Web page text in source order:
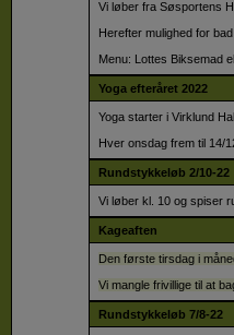
Vi løber fra Søsportens
Herefter mulighed for
Menu: Lottes Biksemad
Yoga efteråret 2022
Yoga starter i Virklund
Hver onsdag frem til 14/
Rundstykkeløb 2/10-22
Vi løber kl. 10 og spiser
Kageaften
Den første tirsdag i
Vi mangle frivillige til at
Rundstykkeløb 7/8-22